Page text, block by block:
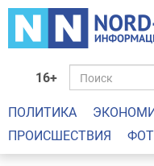
16+
ПОЛИТИКА
ПРОИСШЕСТВИЯ